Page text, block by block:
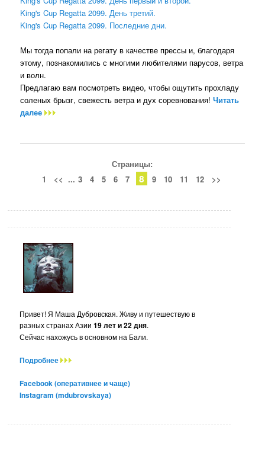
King's Cup Regatta 2099. День третий.
King's Cup Regatta 2099. Последние дни.
Мы тогда попали на регату в качестве прессы и, благодаря
этому, познакомились с многими любителями парусов, ветра
и волн.
Предлагаю вам посмотреть видео, чтобы ощутить прохладу
соленых брызг, свежесть ветра и дух соревнования!Читать
далее
Страницы:
1
<< ... 3 4 5 6 7 8 9 10 11 12 >>
Привет! Я Маша Дубровская. Живу и путешествую в
разных странах Азии19 лет и 22 дня.
Сейчас нахожусь в основном на Бали.
Подробнее
Facebook (оперативнее и чаще)
Instagram (mdubrovskaya)